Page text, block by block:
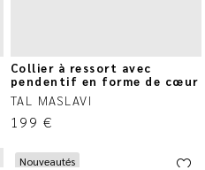
Collier à ressort avec
pendentif en forme de cœur
TAL MASLAVI
199 €
Nouveautés